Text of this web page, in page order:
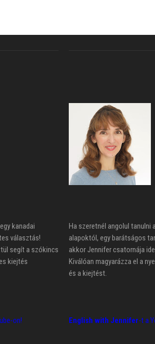
kanadai
választás!
segít a szókincs
kiejtés
on!
Ha szeretnél angolul tanulni
alapoktól, egy barátságos
akkor Jennifer csatornája
Kiválóan magyarázza el a
és a kiejtést.
English with Jennifer-t a